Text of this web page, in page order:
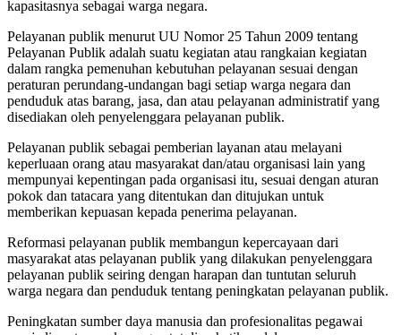
kapasitasnya sebagai warga negara.
Pelayanan publik menurut UU Nomor 25 Tahun 2009 tentang
Pelayanan Publik adalah suatu kegiatan atau rangkaian kegiatan
dalam rangka pemenuhan kebutuhan pelayanan sesuai dengan
peraturan perundang-undangan bagi setiap warga negara dan
penduduk atas barang, jasa, dan atau pelayanan administratif yang
disediakan oleh penyelenggara pelayanan publik.
Pelayanan publik sebagai pemberian layanan atau melayani
keperluaan orang atau masyarakat dan/atau organisasi lain yang
mempunyai kepentingan pada organisasi itu, sesuai dengan aturan
pokok dan tatacara yang ditentukan dan ditujukan untuk
memberikan kepuasan kepada penerima pelayanan.
Reformasi pelayanan publik membangun kepercayaan dari
masyarakat atas pelayanan publik yang dilakukan penyelenggara
pelayanan publik seiring dengan harapan dan tuntutan seluruh
warga negara dan penduduk tentang peningkatan pelayanan publik.
Peningkatan sumber daya manusia dan profesionalitas pegawai